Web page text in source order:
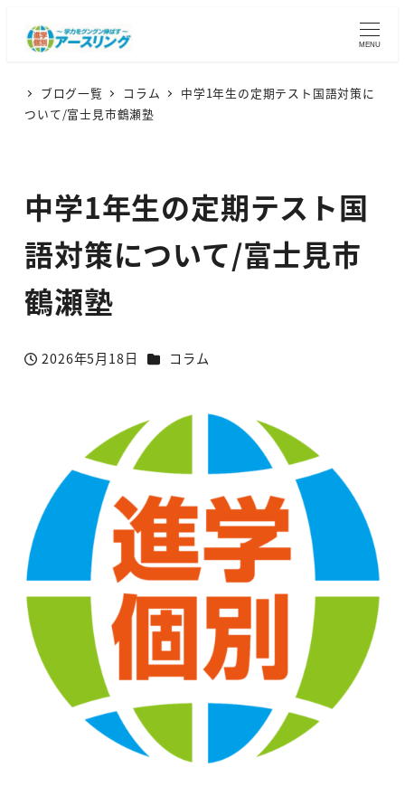
MENU
ブログ一覧 コラム
中学1年生の定期テスト国語対策に
ついて/富士見市鶴瀬塾
中学1年生の定期テスト国
語対策について/富士見市
鶴瀬塾
投稿日
2026年5月18日 カテゴリー
コラム